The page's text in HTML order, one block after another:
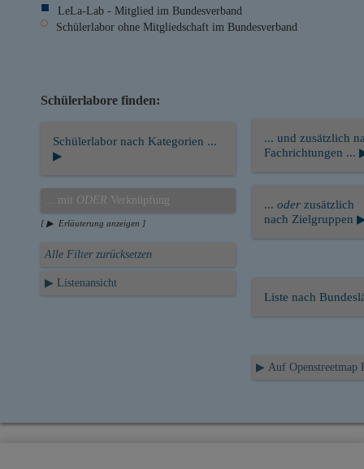
LeLa-Lab - Mitglied im Bundesverband
Schülerlabor ohne Mitgliedschaft im Bundesverband
Schülerlabore finden:
Schülerlabor nach Kategorien ...
▶
... mit ODER Verknüpfung
[ ▶ Erläuterung anzeigen ]
Alle Filter zurücksetzen
▶ Listenansicht
... und zusätzlich
Fachrichtungen ...
... oder zusätzlich
nach Zielgruppen
Liste nach
▶ Auf Openstreetmap